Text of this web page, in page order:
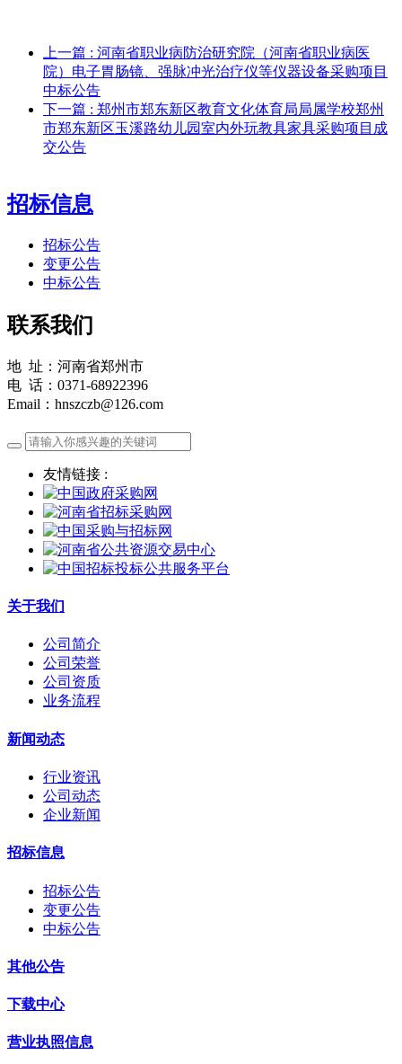
上一篇 : 河南省职业病防治研究院（河南省职业病医
院）电子胃肠镜、强脉冲光治疗仪等仪器设备采购项目
中标公告
下一篇 : 郑州市郑东新区教育文化体育局局属学校郑州
市郑东新区玉溪路幼儿园室内外玩教具家具采购项目成
交公告
招标信息
招标公告
变更公告
中标公告
联系我们
地 址：河南省郑州市
电 话：0371-68922396
Email：hnszczb@126.com
友情链接 :
关于我们
公司简介
公司荣誉
公司资质
业务流程
新闻动态
行业资讯
公司动态
企业新闻
招标信息
招标公告
变更公告
中标公告
其他公告
下载中心
营业执照信息